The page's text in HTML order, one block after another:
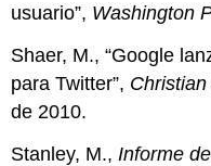
usuario”, Washington
Shaer, M., “Google
para Twitter”,
de 2010.
Stanley, M., Informe